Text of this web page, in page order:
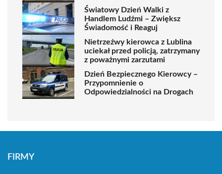
Światowy Dzień Walki z
Handlem Ludźmi – Zwiększ
Świadomość i Reaguj
Nietrzeźwy kierowca z Lublina
uciekał przed policją, zatrzymany
z poważnymi zarzutami
Dzień Bezpiecznego Kierowcy –
Przypomnienie o
Odpowiedzialności na Drogach
FIRMY